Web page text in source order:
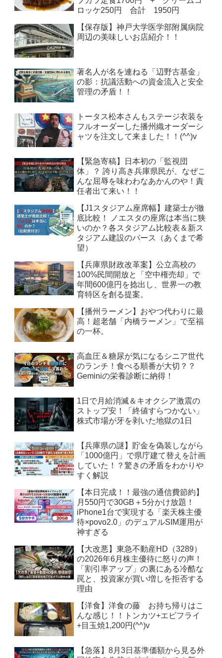
ロッケ250円 合計 1950円
【保存版】神戸大学医学部附属病院
周辺の美味しいお店紹介！！
著名人が名を連ねる「辺野古基金」
の影：抗議活動への資金流入と安全
管理の矛盾！！
トータス松本さんもステージ衣装を
フルオーダーした播州織オーダーシ
ャツを注文して来ました！！(^^)v
【緊急寄稿】日本初の「監視団
体」？ 誇り高き兵庫県民が、なぜこ
んな屈辱を味わわなあかんのや！責
任者出て来い！！
【J1スタジアム座席幅】建築士が徹
底比較！ ノエスタの座席は本当に狭
いのか？各スタジアム比較表＆新ス
タジアム建設のパース（あくまで希
望）
【兵庫県財政改革案】公立高校の
100%民間開放と「空中権売却」で
年間600億円を捻出し、世界一の教
育特区を創る提案。
【播州ラーメン】おやつ代わりに最
高！超老舗「内橋ラーメン」で至福
の一杯。
高血圧＆糖尿が気になるシニア世代
のランチ！食べる順番が大切？？
Geminiの栄養診断に納得！
1日で月給消滅＆キオクシア激震の
ストップ安！「終値すらつかない」
株式市場が牙を剥いた地獄の1日
【兵庫県の謎】貯金を偽装しながら
「1000億円」で県庁建て替えを計画
していた！？驚きの矛盾をわかりや
すく解説
【本日完成！！最強の通信費節約】
月550円で30GB＋5分かけ放題！
iPhone1台で実現する「楽天株主優
待×povo2.0」のデュアルSIM運用が
神すぎる
【大改悪】東急不動産HD（3289）
の2026年6月株主優待に怒りの声！
「割引率アップ」の裏にある冷酷な
罠と、投資家が買い増しを拒否する
理由
【洋食】洋食の藤 お持ち帰りはこ
んな感じ！！トンカツ+エビフライ
+目玉焼1,200円(^^)v
【急落】8月3日基準価額から見る外